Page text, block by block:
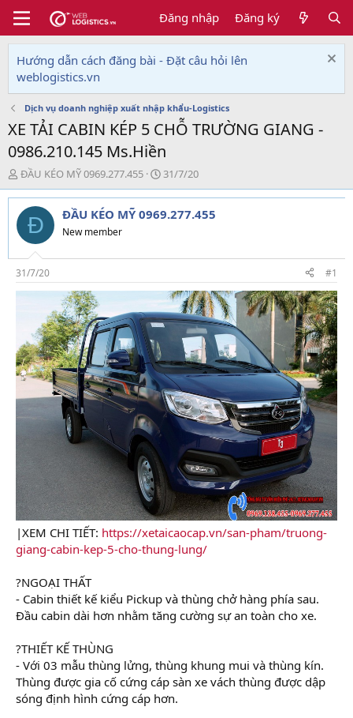
Đăng nhập Đăng ký
Hướng dẫn cách đăng bài - Đặt câu hỏi lên
weblogistics.vn
Dịch vụ doanh nghiệp xuất nhập khẩu-Logistics
XE TẢI CABIN KÉP 5 CHỖ TRƯỜNG GIANG -
0986.210.145 Ms.Hiền
T
h
r
e
d
s
t
a
r
ĐẦU KÉO MỸ 0969.277.455
N
g
à
y
i
31/7/20
Đ ĐẦU KÉO MỸ 0969.277.455
New member
31/7/20 #1
|XEM CHI TIẾT: https://xetaicaocap.vn/san-pham/truong-
giang-cabin-kep-5-cho-thung-lung/
?NGOẠI THẤT
- Cabin thiết kế kiểu Pickup và thùng chở hàng phía sau.
Đầu cabin dài hơn nhằm tăng cường sự an toàn cho xe.
?THIẾT KẾ THÙNG
- Với 03 mẫu thùng lửng, thùng khung mui và thùng kín.
Thùng được gia cố cứng cáp sàn xe vách thùng được dập
sóng định hình cứng cáp hơn.